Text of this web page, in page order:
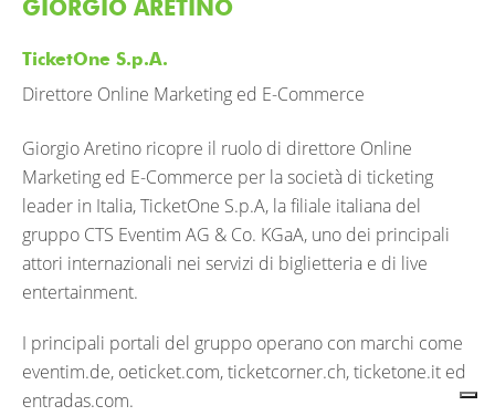
GIORGIO ARETINO
TicketOne S.p.A.
Direttore Online Marketing ed E-Commerce
Giorgio Aretino ricopre il ruolo di direttore Online
Marketing ed E-Commerce per la società di ticketing
leader in Italia, TicketOne S.p.A, la filiale italiana del
gruppo CTS Eventim AG & Co. KGaA, uno dei principali
attori internazionali nei servizi di biglietteria e di live
entertainment.
I principali portali del gruppo operano con marchi come
eventim.de, oeticket.com, ticketcorner.ch, ticketone.it ed
entradas.com.